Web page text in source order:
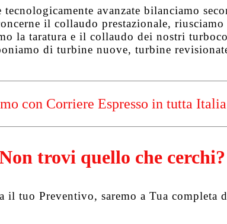
avanzate bilanciamo
il collaudo prestazionale,
la taratura e il collaudo dei nostri
di turbine nuove, turbine
con Corriere Espresso in tutta
trovi quello che cerchi?
il tuo Preventivo, saremo a Tua completa